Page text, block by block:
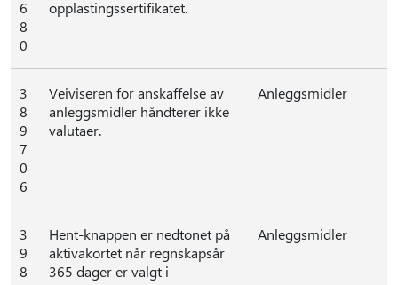
6
8
0
opplastingssertifikatet.
3
8
9
7
0
6
Veiviseren for anskaffelse av
anleggsmidler håndterer ikke
valutaer.
Anleggsmidler
3
9
8
Hent-knappen er nedtonet på
aktivakortet når regnskapsår
365 dager er valgt i
Anleggsmidler